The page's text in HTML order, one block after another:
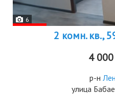
6
2 комн. кв.,
4
р-н
улица